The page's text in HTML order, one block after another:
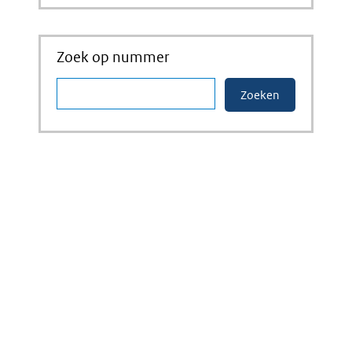
Zoek op nummer